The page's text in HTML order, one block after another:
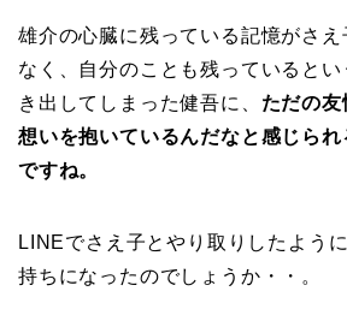
雄介の心臓に残っている記憶がさえ
なく、自分のことも残っていると
き出してしまった健吾に、 ただの
想いを抱いているんだなと感じら
ですね。
LINEでさえ子とやり取りしたよう
持ちになったのでしょうか・・。